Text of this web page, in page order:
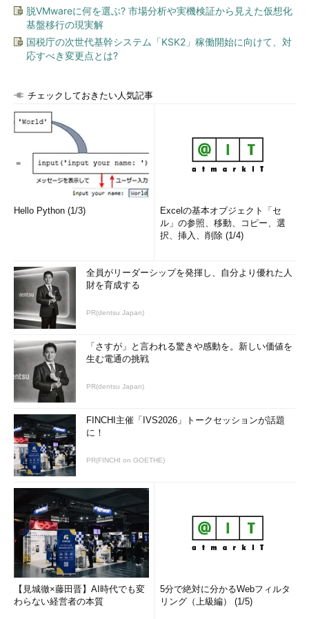
脱VMwareに何を選ぶ? 市場分析や実機検証から見えた仮想化
基盤移行の現実解
国税庁の次世代基幹システム「KSK2」稼働開始に向けて、対
応すべき変更点とは?
チェックしておきたい人気記事
Hello Python (1/3)
Excelの基本オブジェクト「セ
ル」の参照、移動、コピー、選
択、挿入、削除 (1/4)
全員がリーダーシップを発揮し、自分より優れた人
財を育成する
PR(dentsu Japan)
「さすが」と言われる驚きや感動を。新しい価値を
生む電通の挑戦
PR(dentsu Japan)
FINCHI主催「IVS2026」トークセッションが話題
に！
PR(FINCHI on GOETHE)
【見城徹×藤田晋】AI時代でも変
わらない経営者の本質
5分で絶対に分かるWebフィルタ
リング（上級編） (1/5)